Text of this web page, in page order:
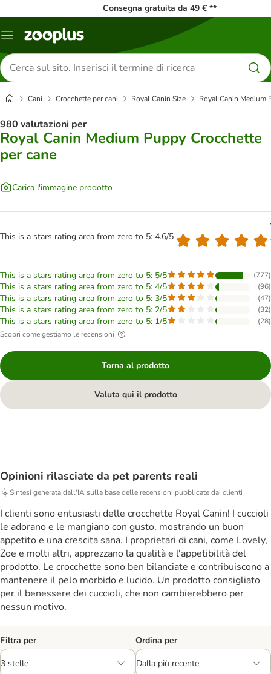
Consegna gratuita da 49 € **
Overview
Cerca
prodotti
Cani Crocchette per cani Royal Canin Size Royal Canin Medium
980 valutazioni per
Royal Canin Medium Puppy Crocchette
per cane
Carica l'immagine prodotto
This is a stars rating area from zero to 5: 4.6/5
This is a stars rating area from zero to 5: 5/5 (777)
This is a stars rating area from zero to 5: 4/5 (96)
This is a stars rating area from zero to 5: 3/5 (47)
This is a stars rating area from zero to 5: 2/5 (32)
This is a stars rating area from zero to 5: 1/5 (28)
Scopri come gestiamo le recensioni
Torna al prodotto
Valuta qui il prodotto
Opinioni rilasciate da pet parents reali
Sintesi generata dall'IA sulla base delle recensioni pubblicate dai clienti
I clienti sono entusiasti delle crocchette Royal Canin! I cuccioli
le adorano e le mangiano con gusto, mostrando un buon
appetito e una crescita sana. I proprietari di cani, come Lovely,
Zoe e molti altri, apprezzano la qualità e l'appetibilità del
prodotto. Le crocchette sono ben bilanciate e contribuiscono a
mantenere il pelo morbido e lucido. Un prodotto consigliato
per il benessere dei cuccioli, che non cambierebbero per
nessun motivo.
Filtra per Ordina per